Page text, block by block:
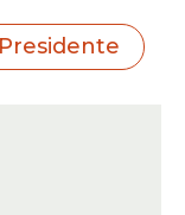
da República
Presidente